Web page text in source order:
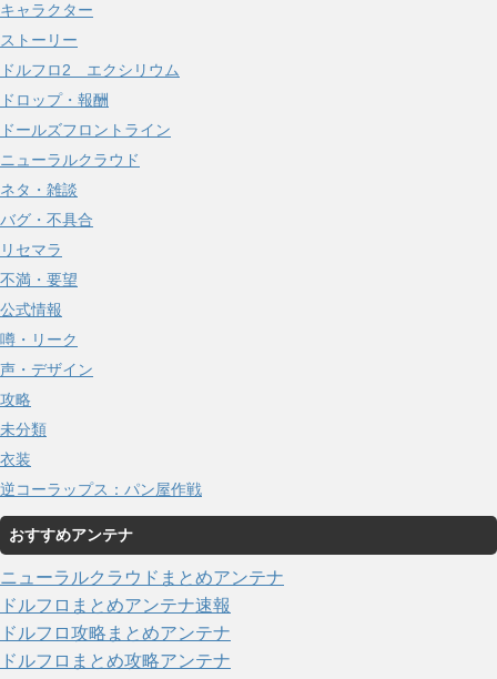
キャラクター
ストーリー
ドルフロ2 エクシリウム
ドロップ・報酬
ドールズフロントライン
ニューラルクラウド
ネタ・雑談
バグ・不具合
リセマラ
不満・要望
公式情報
噂・リーク
声・デザイン
攻略
未分類
衣装
逆コーラップス：パン屋作戦
おすすめアンテナ
ニューラルクラウドまとめアンテナ
ドルフロまとめアンテナ速報
ドルフロ攻略まとめアンテナ
ドルフロまとめ攻略アンテナ